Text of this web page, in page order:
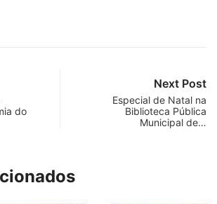
do
Next Post
Especial de Natal na
Biblioteca Pública
Municipal de…